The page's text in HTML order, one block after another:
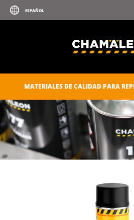
MATERIALES DE CALIDAD PARA
SELLADORES Y
CUIDADO
CONSUMIBLES
CHAM.PROTECT
CATÁLOGO DIGITAL
DOCUMENTOS PARA